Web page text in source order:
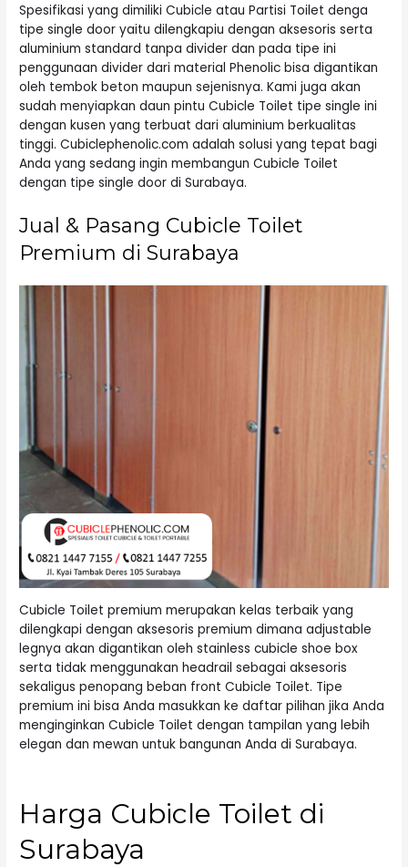
Spesifikasi yang dimiliki Cubicle atau Partisi Toilet denga
tipe single door yaitu dilengkapiu dengan aksesoris serta
aluminium standard tanpa divider dan pada tipe ini
penggunaan divider dari material Phenolic bisa digantikan
oleh tembok beton maupun sejenisnya. Kami juga akan
sudah menyiapkan daun pintu Cubicle Toilet tipe single ini
dengan kusen yang terbuat dari aluminium berkualitas
tinggi. Cubiclephenolic.com adalah solusi yang tepat bagi
Anda yang sedang ingin membangun Cubicle Toilet
dengan tipe single door di Surabaya.
Jual & Pasang Cubicle Toilet
Premium di Surabaya
Cubicle Toilet premium merupakan kelas terbaik yang
dilengkapi dengan aksesoris premium dimana adjustable
legnya akan digantikan oleh stainless cubicle shoe box
serta tidak menggunakan headrail sebagai aksesoris
sekaligus penopang beban front Cubicle Toilet. Tipe
premium ini bisa Anda masukkan ke daftar pilihan jika Anda
menginginkan Cubicle Toilet dengan tampilan yang lebih
elegan dan mewan untuk bangunan Anda di Surabaya.
Harga Cubicle Toilet di
Surabaya